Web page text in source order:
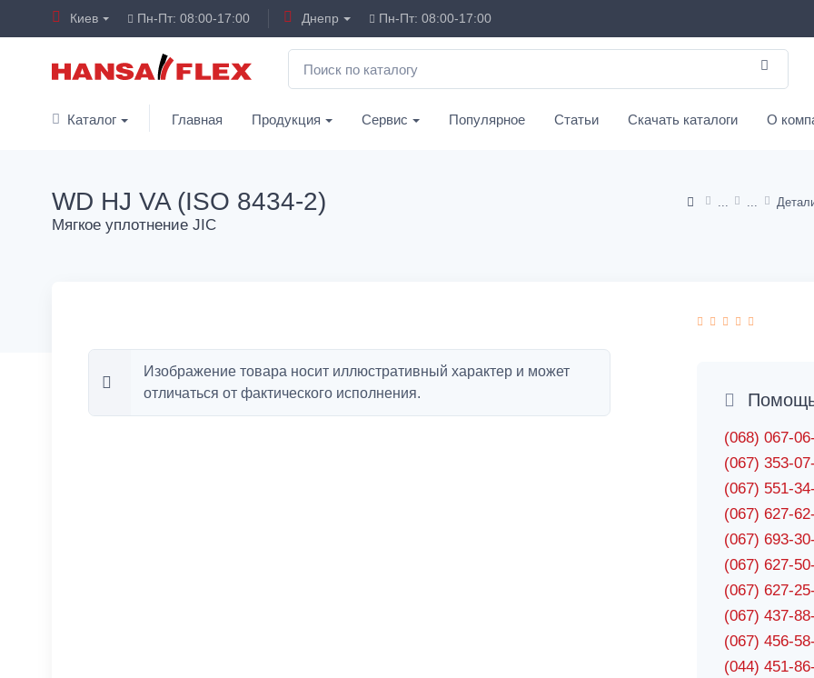
Киев Пн-Пт: 08:00-17:00 Днепр Пн-Пт: 08:00-17:00
Каталог Главная Продукция Сервис Популярное Статьи Скачать каталоги О
WD HJ VA (ISO 8434-2)
Мягкое уплотнение JIC
Изображение товара носит иллюстративный характер и может
отличаться от фактического исполнения.
(068) 067-
(067) 353-
(067) 551-
(067) 627-
(067) 693-
(067) 627-
(067) 627-
(067) 437-
(067) 456-
(044) 451-